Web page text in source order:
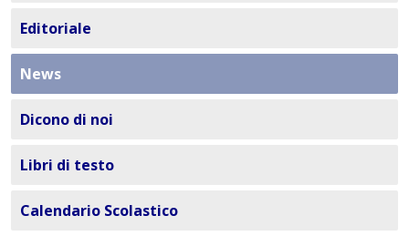
Editoriale
News
Dicono di noi
Libri di testo
Calendario Scolastico